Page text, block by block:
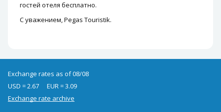
гостей отеля бесплатно.
С уважением, Pegas Touristik.
Exchange rates as of 08/08
USD = 2.67
EUR = 3.09
Exchange rate archive